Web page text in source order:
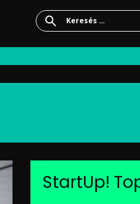
Keresés:
StartUp!